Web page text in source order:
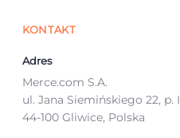
KONTAKT
Adres
Merce.com S.A.
ul. Jana Siemińskiego 22, p.
44-100 Gliwice, Polska